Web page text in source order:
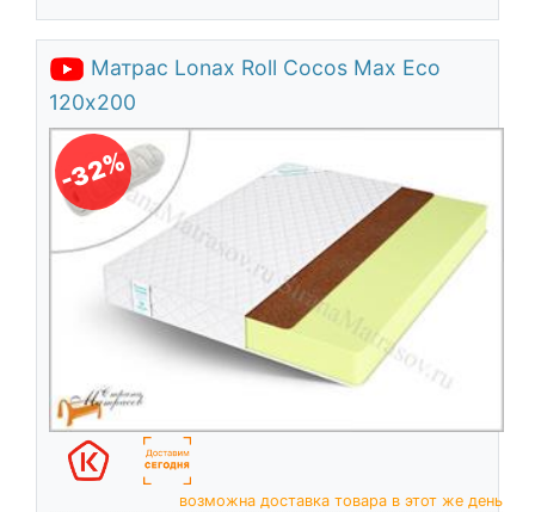
Матрас Lonax Roll Cocos Max Eco
120х200
-32%
возможна доставка товара в этот же день